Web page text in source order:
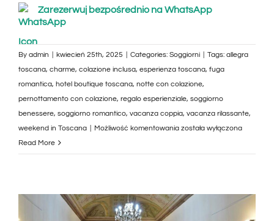
Zarezerwuj bezpośrednio na WhatsApp
By admin kwiecień 25th, 2025 Categories: Soggiorni Tags: allegra
toscana, charme, colazione inclusa, esperienza toscana, fuga
romantica, hotel boutique toscana, notte con colazione,
pernottamento con colazione, regalo esperienziale, soggiorno
benessere, soggiorno romantico, vacanza coppia, vacanza rilassante,
weekend in Toscana
Możliwość komentowania Soggiorno
Toscana
została wyłączona
Read More